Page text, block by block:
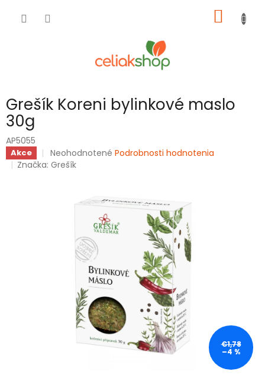
KOŠÍK
Grešík Koreni bylinkové maslo
30g
AP5055
Akce
Priemerné
hodnotenie
hviezdičiek.
Neohodnotené Podrobnosti hodnotenia
Značka:Grešík
€1,78
–4 %